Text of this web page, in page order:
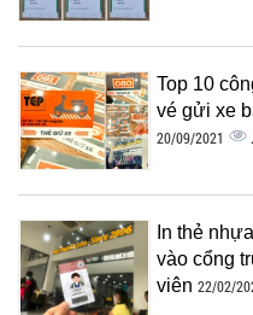
Top 10
vé gửi xe
20/09/2021
In thẻ
vào cổng
viên 22/02/